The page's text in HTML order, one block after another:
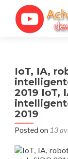
IoT, IA,
2019 IoT,
2019
Posted on 13